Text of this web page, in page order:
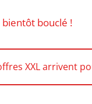
bientôt bouclé !
XXL arrivent